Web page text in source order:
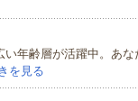
年齢層が活躍中。あな
を見る